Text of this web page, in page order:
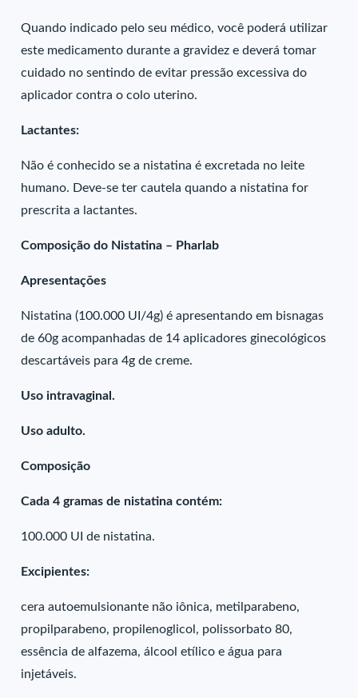
Quando indicado pelo seu médico, você poderá utilizar
este medicamento durante a gravidez e deverá tomar
cuidado no sentindo de evitar pressão excessiva do
aplicador contra o colo uterino.
Lactantes:
Não é conhecido se a nistatina é excretada no leite
humano. Deve-se ter cautela quando a nistatina for
prescrita a lactantes.
Composição do Nistatina – Pharlab
Apresentações
Nistatina (100.000 UI/4g) é apresentando em bisnagas
de 60g acompanhadas de 14 aplicadores ginecológicos
descartáveis para 4g de creme.
Uso intravaginal.
Uso adulto.
Composição
Cada 4 gramas de nistatina contém:
100.000 UI de nistatina.
Excipientes:
cera autoemulsionante não iônica, metilparabeno,
propilparabeno, propilenoglicol, polissorbato 80,
essência de alfazema, álcool etílico e água para
injetáveis.